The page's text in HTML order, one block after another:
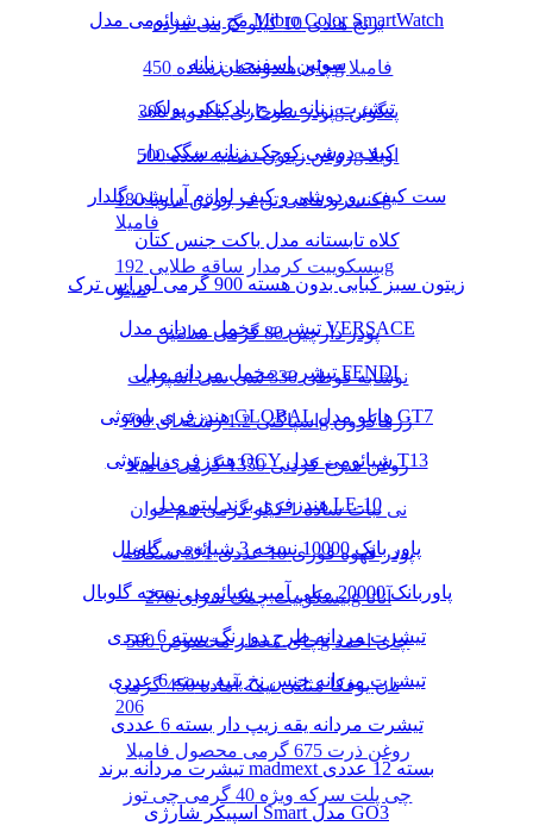
برنج هندی 10 کیلو گرمی مژده
چای هندوستان ساده 450g فامیلا
پودر سوخاری با ادویه 300g پنگوئن
روغن زیتون تصفیه شده 500g اویلا
کنسرو ماهی تن در روغن سویا 180g
فامیلا
بیسکوییت کرمدار ساقه طلایی 192g
مینو
پودر دارچین 80 گرمی سانتین
نوشابه قوطی 330 سی سی اسپرایت
اسپاگتی 1.2 رشته ای 700g زرماکرون
روغن سرخ کردنی 1350 گرمی فامیلا
نی نبات ساده 1 کیلو گرمی هم خوان
پودر قهوه فوری 10 عددی 1*3 نسکافه
بیسکوییت چمک سرای 276g آناتا
چای معطر مخصوص 500g چای احمد
نان یوفکا مثلثی نیمه آماده 450 گرمی
206
روغن ذرت 675 گرمی محصول فامیلا
چی پلت سرکه ویژه 40 گرمی چی توز
مچ بند شیائومی مدل Mibro Color SmartWatch
سوتین اسفنجی زنانه
تیشرت زنانه طرح بادکنکی پولکی
کیف دوشی کوچک زنانه سگک دار
ست کیف رو دوشی و کیف لوازم آرایشی گلدار
کلاه تابستانه مدل باکت جنس کتان
زیتون سبز کبابی بدون هسته 900 گرمی لوراس ترک
تیشرت مخمل مردانه مدل VERSACE
تیشرت مخمل مردانه مدل FENDI
هندزفری بلوتوثی GLOBAL هایلو مدل GT7
هندزفری بلوتوثی QCY شیائومی مدل T13
هندزفری برند لیتو مدل LE-10
پاور بانک 10000 نسخه 3 شیائومی گلوبال
پاوربانک 20000 میلی آمپر شیائومی نسخه گلوبال
تیشرت مردانه طرح دو رنگ بسته 6 عددی
تیشرت مردانه جنس نخ پنبه بسته 6 عددی
تیشرت مردانه یقه زیپ دار بسته 6 عددی
تیشرت مردانه برند madmext بسته 12 عددی
اسپیکر شارژی Smart مدل GO3